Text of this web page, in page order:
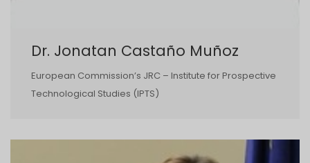
Dr. Jonatan Castaño Muñoz
European Commission’s JRC – Institute for Prospective
Technological Studies (IPTS)